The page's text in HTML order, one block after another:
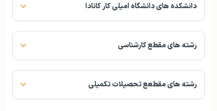
دانشکده های دانشگاه امیلی کار کانادا
رشته های مقطع کارشناسی
رشته های مقطعع تحصیلات تکمیلی